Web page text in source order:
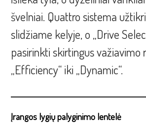
švelniai. Quattro sistema
slidžiame kelyje, o „Drive
pasirinkti skirtingus važiavimo
„Efficiency“ iki „Dynamic“.
Įrangos lygių palyginimo lentelė